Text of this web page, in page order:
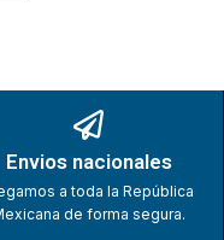
Envios nacionales
a toda la República
de forma segura.